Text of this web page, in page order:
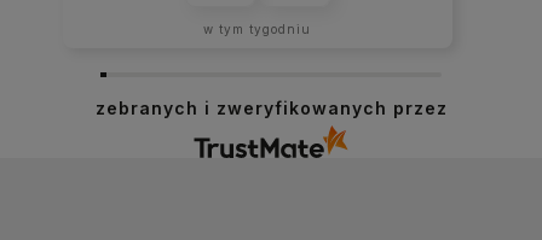
w tym tygodniu
zebranych i zweryfikowanych przez